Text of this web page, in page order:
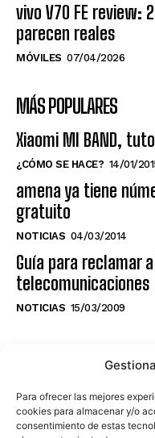
Para ofrecer las mejores
cookies para almacenar y/o
consentimiento de estas
vivo V70 FE review:
parecen reales
MÓVILES 07/04/2026
MÁS POPULARES
Xiaomi MI BAND,
¿CÓMO SE HACE? 14/01/
amena ya tiene
gratuito
NOTICIAS 04/03/2014
Guía para reclamar
telecomunicaciones
NOTICIAS 15/03/2009
NO TE PIERDAS LO